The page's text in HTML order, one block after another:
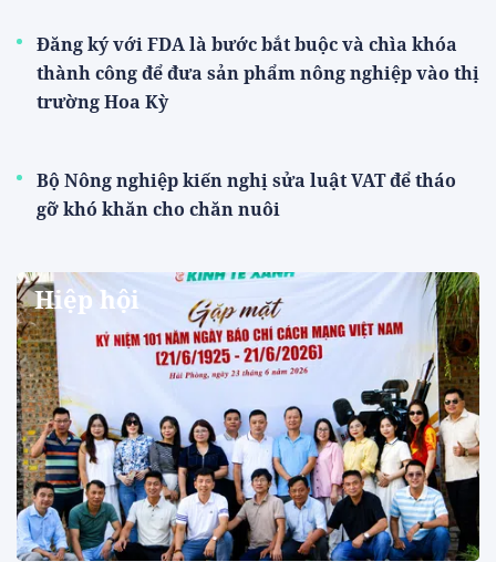
Đăng ký với FDA là bước bắt buộc và chìa khóa
thành công để đưa sản phẩm nông nghiệp vào thị
trường Hoa Kỳ
Bộ Nông nghiệp kiến nghị sửa luật VAT để tháo
gỡ khó khăn cho chăn nuôi
Hiệp hội